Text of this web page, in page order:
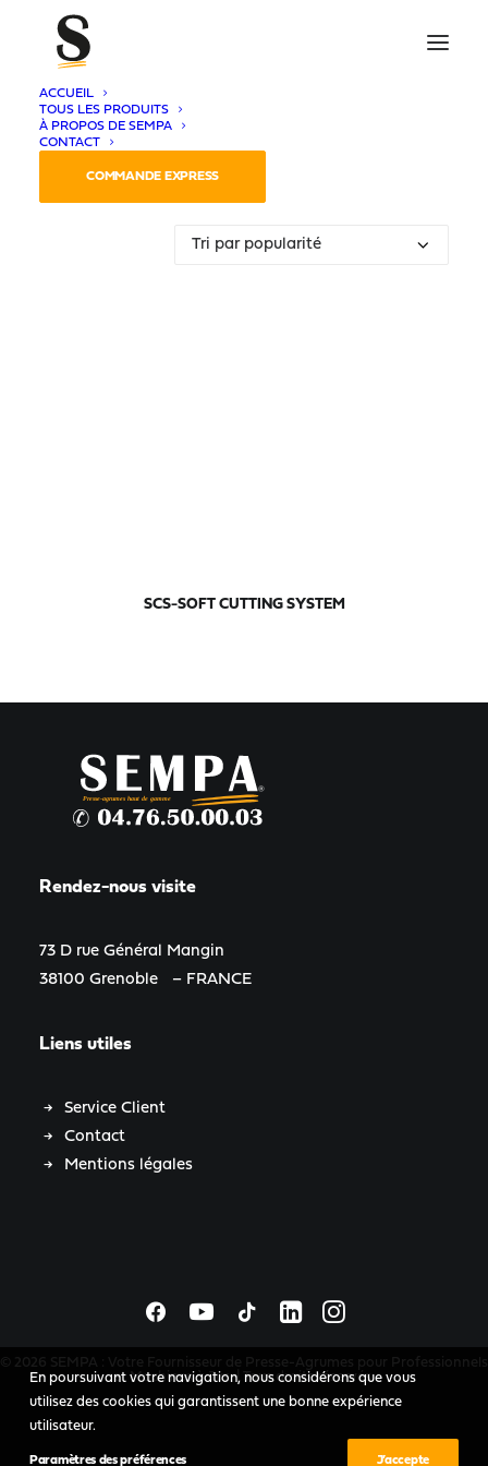
ACCUEIL
TOUS LES PRODUITS
À PROPOS DE SEMPA
CONTACT
COMMANDE EXPRESS
Voici le seul résultat
SCS-SOFT CUTTING SYSTEM
Rendez-nous visite
73 D rue Général Mangin
38100 Grenoble – FRANCE
Liens utiles
Service Client
Contact
Mentions légales
et Machines à Jus. | Tous droits réservés.
En poursuivant votre navigation, nous considérons que vous
utilisez des cookies qui garantissent une bonne expérience
utilisateur.
Paramètres des préférences J’accepte